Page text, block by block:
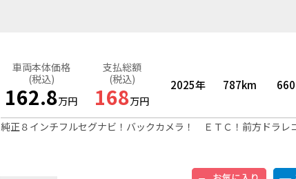
車両本体価格
(税込)
162.8万円
支払総額
(税込)
168万円
2025年 787km
純正８インチフルセグナビ！バックカメラ！ ＥＴＣ！前方ドラレ